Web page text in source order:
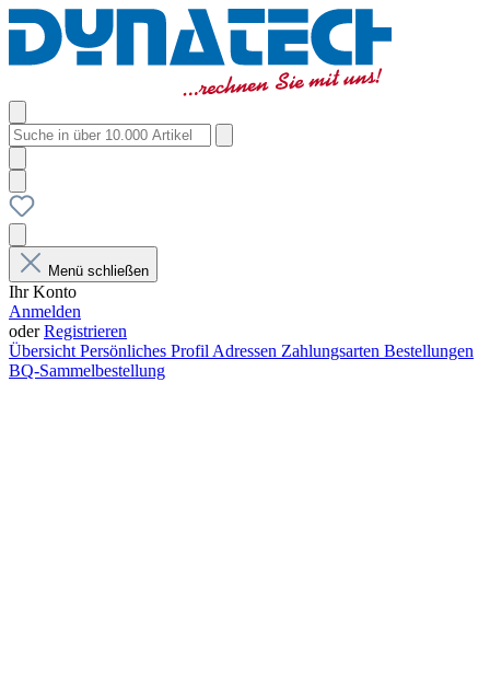
Menü schließen
Ihr Konto
Anmelden
oderRegistrieren
Übersicht Persönliches Profil Adressen Zahlungsarten Bestellungen
BQ-Sammelbestellung